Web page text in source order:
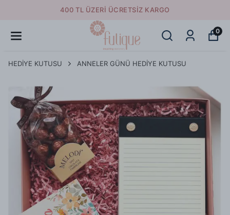
400 TL ÜZERI ÜCRETSIZ KARGO
0
HEDİYE KUTUSU ANNELER GÜNÜ HEDİYE KUTUSU